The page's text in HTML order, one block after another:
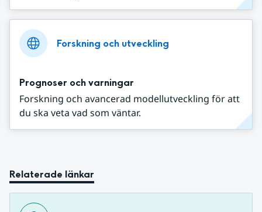
Forskning och utveckling
Prognoser och varningar
Forskning och avancerad modellutveckling för att
du ska veta vad som väntar.
Relaterade länkar